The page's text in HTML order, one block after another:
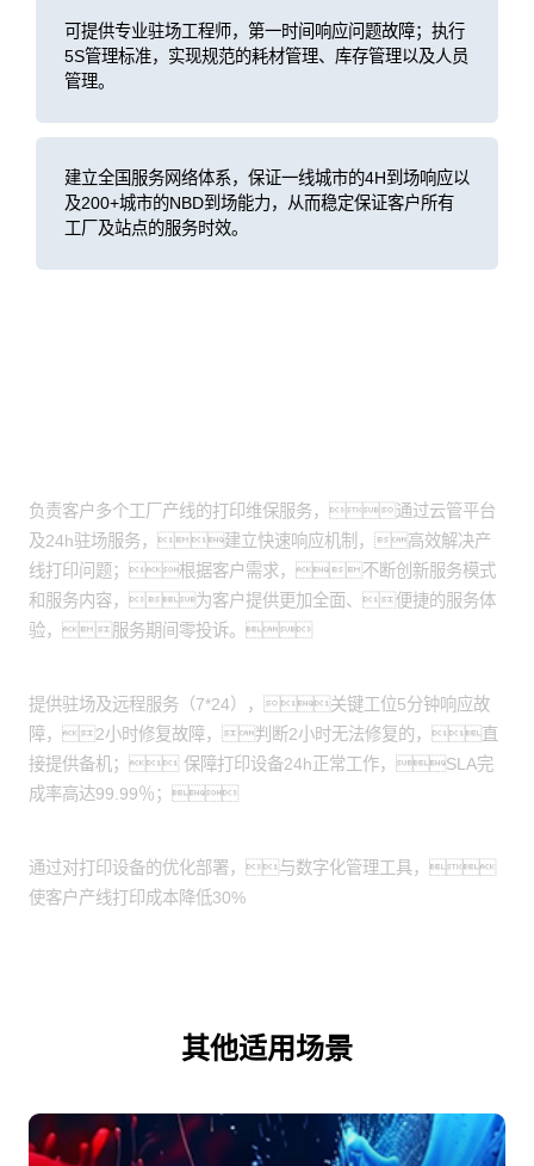
可提供专业驻场工程师，第一时间响应问题故障；执行
5S管理标准，实现规范的耗材管理、库存管理以及人员
管理。
建立全国服务网络体系，保证一线城市的4H到场响应以
及200+城市的NBD到场能力，从而稳定保证客户所有
工厂及站点的服务时效。
负责客户多个工厂产线的打印维保服务，通过云管平台
及24h驻场服务，建立快速响应机制，高效解决产
线打印问题；根据客户需求，不断创新服务模式
和服务内容，为客户提供更加全面、便捷的服务体
验，服务期间零投诉。
提供驻场及远程服务（7*24），关键工位5分钟响应故
障，2小时修复故障，判断2小时无法修复的，直
接提供备机； 保障打印设备24h正常工作，SLA完
成率高达99.99％；
通过对打印设备的优化部署，与数字化管理工具，
使客户产线打印成本降低30%
其他适用场景